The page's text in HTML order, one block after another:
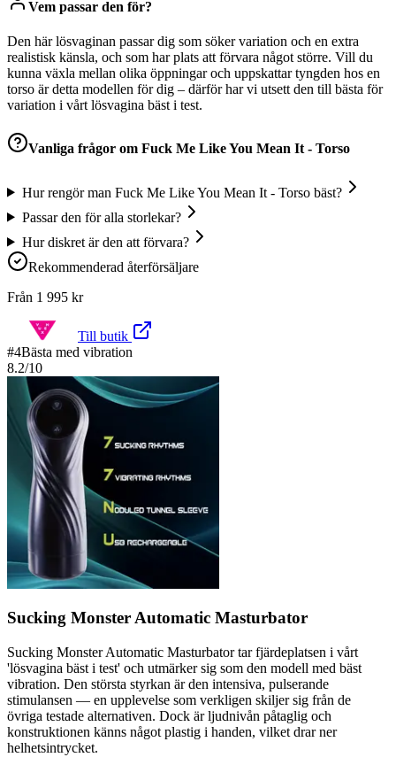
Vem passar den för?
Den här lösvaginan passar dig som söker variation och en extra
realistisk känsla, och som har plats att förvara något större. Vill du
kunna växla mellan olika öppningar och uppskattar tyngden hos en
torso är detta modellen för dig – därför har vi utsett den till bästa för
variation i vårt lösvagina bäst i test.
Vanliga frågor om Fuck Me Like You Mean It - Torso
Hur rengör man Fuck Me Like You Mean It - Torso bäst?
Passar den för alla storlekar?
Hur diskret är den att förvara?
Rekommenderad återförsäljare
Från 1 995 kr
Till butik
#4Bästa med vibration
8.2/10
Sucking Monster Automatic Masturbator
Sucking Monster Automatic Masturbator tar fjärdeplatsen i vårt
'lösvagina bäst i test' och utmärker sig som den modell med bäst
vibration. Den största styrkan är den intensiva, pulserande
stimulansen — en upplevelse som verkligen skiljer sig från de
övriga testade alternativen. Dock är ljudnivån påtaglig och
konstruktionen känns något plastig i handen, vilket drar ner
helhetsintrycket.